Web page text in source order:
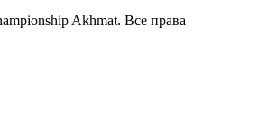
Akhmat. Все права